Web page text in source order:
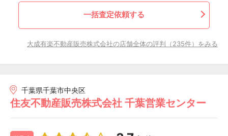
一括査定依頼する
大成有楽不動産販売株式会社の店舗全体の評判（235件）をみる
千葉県千葉市中央区
住友不動産販売株式会社 千葉営業センター